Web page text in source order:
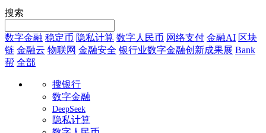
搜索
数字金融 稳定币 隐私计算 数字人民币 网络支付 金融AI 区块
链 金融云 物联网 金融安全 银行业数字金融创新成果展 Bank
帮 全部
搜银行
数字金融
DeepSeek
隐私计算